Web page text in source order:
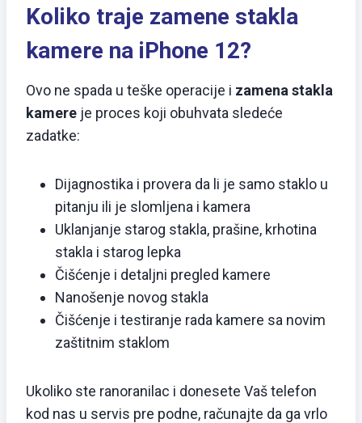
Koliko traje zamene stakla
kamere na iPhone 12?
Ovo ne spada u teške operacije i zamena stakla
kamere je proces koji obuhvata sledeće
zadatke:
Dijagnostika i provera da li je samo staklo u
pitanju ili je slomljena i kamera
Uklanjanje starog stakla, prašine, krhotina
stakla i starog lepka
Čišćenje i detaljni pregled kamere
Nanošenje novog stakla
Čišćenje i testiranje rada kamere sa novim
zaštitnim staklom
Ukoliko ste ranoranilac i donesete Vaš telefon
kod nas u servis pre podne, računajte da ga vrlo